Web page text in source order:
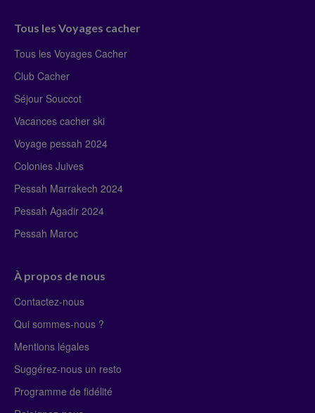
Tous les Voyages cacher
Tous les Voyages Cacher
Club Cacher
Séjour Souccot
Vacances cacher ski
Voyage pessah 2024
Colonies Juives
Pessah Marrakech 2024
Pessah Agadir 2024
Pessah Maroc
À propos de nous
Contactez-nous
Qui sommes-nous ?
Mentions légales
Suggérez-nous un resto
Programme de fidélité